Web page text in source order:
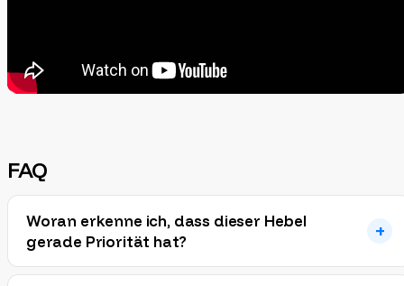
FAQ
Woran erkenne ich, dass dieser Hebel
gerade Priorität hat?